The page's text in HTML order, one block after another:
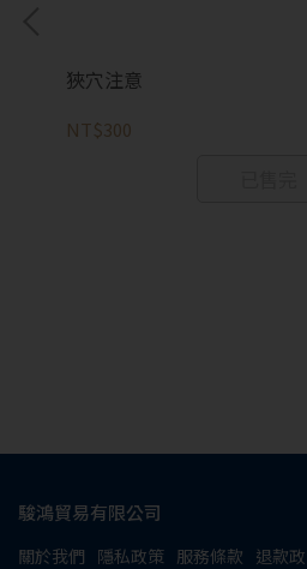
狹穴注意
NT$300
駿鴻貿易有限公司
關於我們 隱私政策 服務條款 退款